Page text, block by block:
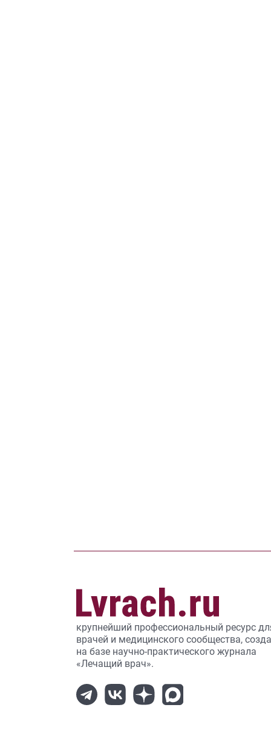
крупнейший профессиональный ресурс
врачей и медицинского сообщества,
на базе научно-практического журнала
«Лечащий врач».